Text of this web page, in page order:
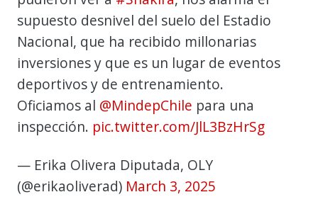
supuesto desnivel del suelo del Estadio
Nacional, que ha recibido millonarias
inversiones y que es un lugar de eventos
deportivos y de entrenamiento.
Oficiamos al @MindepChile para una
inspección. pic.twitter.com/JlL3BzHrSg
— Erika Olivera Diputada, OLY
(@erikaoliverad) March 3, 2025